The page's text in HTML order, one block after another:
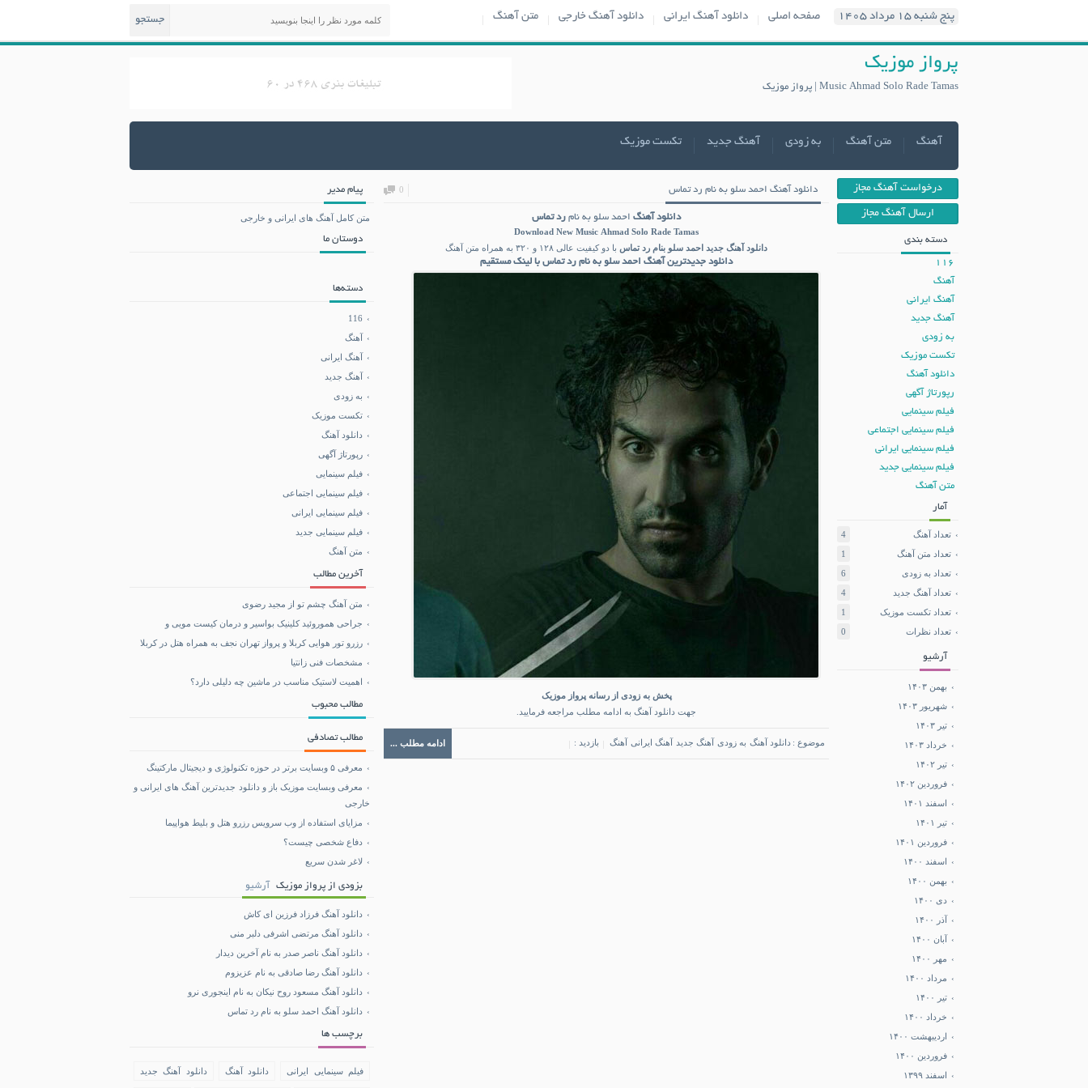
پنج شنبه ۱۵ مرداد ۱۴۰۵ صفحه اصلی دانلود آهنگ ایرانی دانلود آهنگ خارجی متن آهنگ جستجو
پرواز موزیک
Music Ahmad Solo Rade Tamas | پرواز موزیک
آهنگ متن آهنگ به زودی آهنگ جدید تکست موزیک
دانلود آهنگ احمد سلو به نام رد تماس 0
دانلود آهنگ احمد سلو به نام رد تماس
Download New Music Ahmad Solo Rade Tamas
دانلود آهنگ جدید احمد سلو بنام رد تماس با دو کیفیت عالی ۱۲۸ و ۳۲۰ به همراه متن آهنگ
دانلود جدیدترین آهنگ احمد سلو به نام رد تماس با لینک مستقیم
پخش به زودی از رسانه پرواز موزیک
جهت دانلود آهنگ به ادامه مطلب مراجعه فرمایید.
موضوع : آهنگ آهنگ ایرانی آهنگ جدید به زودی دانلود آهنگ بازدید : ادامه مطلب ...
درخواست آهنگ مجاز
ارسال آهنگ مجاز
دسته بندی
116
آهنگ
آهنگ ایرانی
آهنگ جدید
به زودی
تکست موزیک
دانلود آهنگ
رپورتاژ آگهی
فیلم سینمایی
فیلم سینمایی اجتماعی
فیلم سینمایی ایرانی
فیلم سینمایی جدید
متن آهنگ
آمار
تعداد آهنگ
4
تعداد متن آهنگ
1
تعداد به زودی
6
تعداد آهنگ جدید
4
تعداد تکست موزیک
1
تعداد نظرات
0
آرشیو
بهمن ۱۴۰۳
شهریور ۱۴۰۳
تیر ۱۴۰۳
خرداد ۱۴۰۳
تیر ۱۴۰۲
فروردین ۱۴۰۲
اسفند ۱۴۰۱
تیر ۱۴۰۱
فروردین ۱۴۰۱
اسفند ۱۴۰۰
بهمن ۱۴۰۰
دی ۱۴۰۰
آذر ۱۴۰۰
آبان ۱۴۰۰
مهر ۱۴۰۰
مرداد ۱۴۰۰
تیر ۱۴۰۰
خرداد ۱۴۰۰
اردیبهشت ۱۴۰۰
فروردین ۱۴۰۰
اسفند ۱۳۹۹
پیام مدیر
متن کامل آهنگ های ایرانی و خارجی
دوستان ما
دسته‌ها
116
آهنگ
آهنگ ایرانی
آهنگ جدید
به زودی
تکست موزیک
دانلود آهنگ
رپورتاژ آگهی
فیلم سینمایی
فیلم سینمایی اجتماعی
فیلم سینمایی ایرانی
فیلم سینمایی جدید
متن آهنگ
آخرین مطالب
متن آهنگ چشم تو از مجید رضوی
جراحی هموروئید کلینیک بواسیر و درمان کیست مویی و
رزرو تور هوایی کربلا و پرواز تهران نجف به همراه هتل در کربلا
مشخصات فنی زانتیا
اهمیت لاستیک مناسب در ماشین چه دلیلی دارد؟
مطالب محبوب
مطالب تصادفی
معرفی ۵ وبسایت برتر در حوزه تکنولوژی و دیجیتال مارکتینگ
معرفی وبسایت موزیک باز و دانلود جدیدترین آهنگ های ایرانی و
خارجی
مزایای استفاده از وب سرویس رزرو هتل و بلیط هواپیما
دفاع شخصی چیست؟
لاغر شدن سریع
بزودی از پرواز موزیک آرشیو
دانلود آهنگ فرزاد فرزین ای کاش
دانلود آهنگ مرتضی اشرفی دلبر منی
دانلود آهنگ ناصر صدر به نام آخرین دیدار
دانلود آهنگ رضا صادقی به نام عزیزوم
دانلود آهنگ مسعود روح نیکان به نام اینجوری نرو
دانلود آهنگ احمد سلو به نام رد تماس
برچسب ها
فیلم سینمایی ایرانی دانلود آهنگ دانلود آهنگ جدید